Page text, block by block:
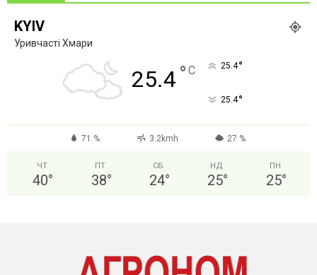
KYIV
Уривчасті Хмари
25.4 ° C 25.4°
25.4°
71 % 3.2kmh 27 %
ЧТ
40°
ПТ
38°
СБ
24°
НД
25°
ПН
25°